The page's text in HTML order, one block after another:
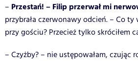
– Przestań! – Filip przerwał mi
przybrała czerwonawy odcień. – Co
przy gościu? Przecież tylko skróciłem
– Czyżby? – nie ustępowałam, czując